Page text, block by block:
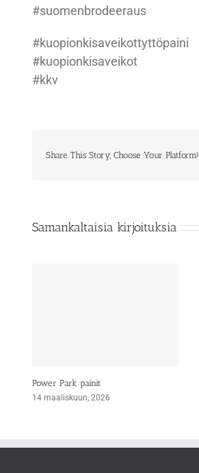
#suomenbrodeeraus
#kuopionkisaveikottyttöpaini
#kuopionkisaveikot
#kkv
Share This Story, Choose Your Platform!
Samankaltaisia kirjoituksia
Power Park painit
14 maaliskuun, 2026